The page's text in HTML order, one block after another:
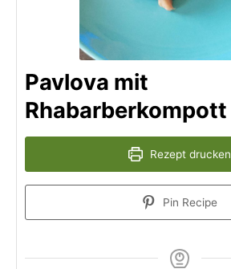
Pavlova mit
Rhabarberkompott
Rezept drucken
Pin Recipe